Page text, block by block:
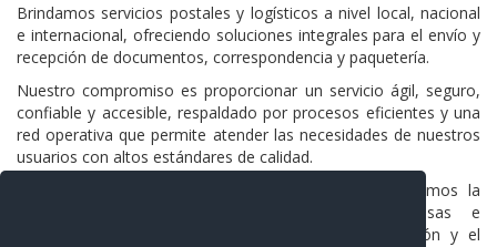
Brindamos servicios postales y logísticos a nivel local, nacional
e internacional, ofreciendo soluciones integrales para el envío y
recepción de documentos, correspondencia y paquetería.
Nuestro compromiso es proporcionar un servicio ágil, seguro,
confiable y accesible, respaldado por procesos eficientes y una
red operativa que permite atender las necesidades de nuestros
usuarios con altos estándares de calidad.
A través de nuestra experiencia y cobertura, facilitamos la
conexión entre familias, emprendedores, empresas e
instituciones, impulsando el comercio, la comunicación y el